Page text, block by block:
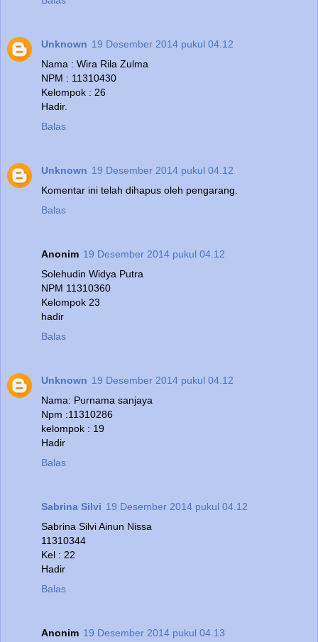
Unknown 19 Desember 2014 pukul 04.12
Nama : Wira Rila Zulma
NPM : 11310430
Kelompok : 26
Hadir.
Balas
Unknown 19 Desember 2014 pukul 04.12
Komentar ini telah dihapus oleh pengarang.
Balas
Anonim 19 Desember 2014 pukul 04.12
Solehudin Widya Putra
NPM 11310360
Kelompok 23
hadir
Balas
Unknown 19 Desember 2014 pukul 04.12
Nama: Purnama sanjaya
Npm :11310286
kelompok : 19
Hadir
Balas
Sabrina Silvi 19 Desember 2014 pukul 04.12
Sabrina Silvi Ainun Nissa
11310344
Kel : 22
Hadir
Balas
Anonim 19 Desember 2014 pukul 04.13